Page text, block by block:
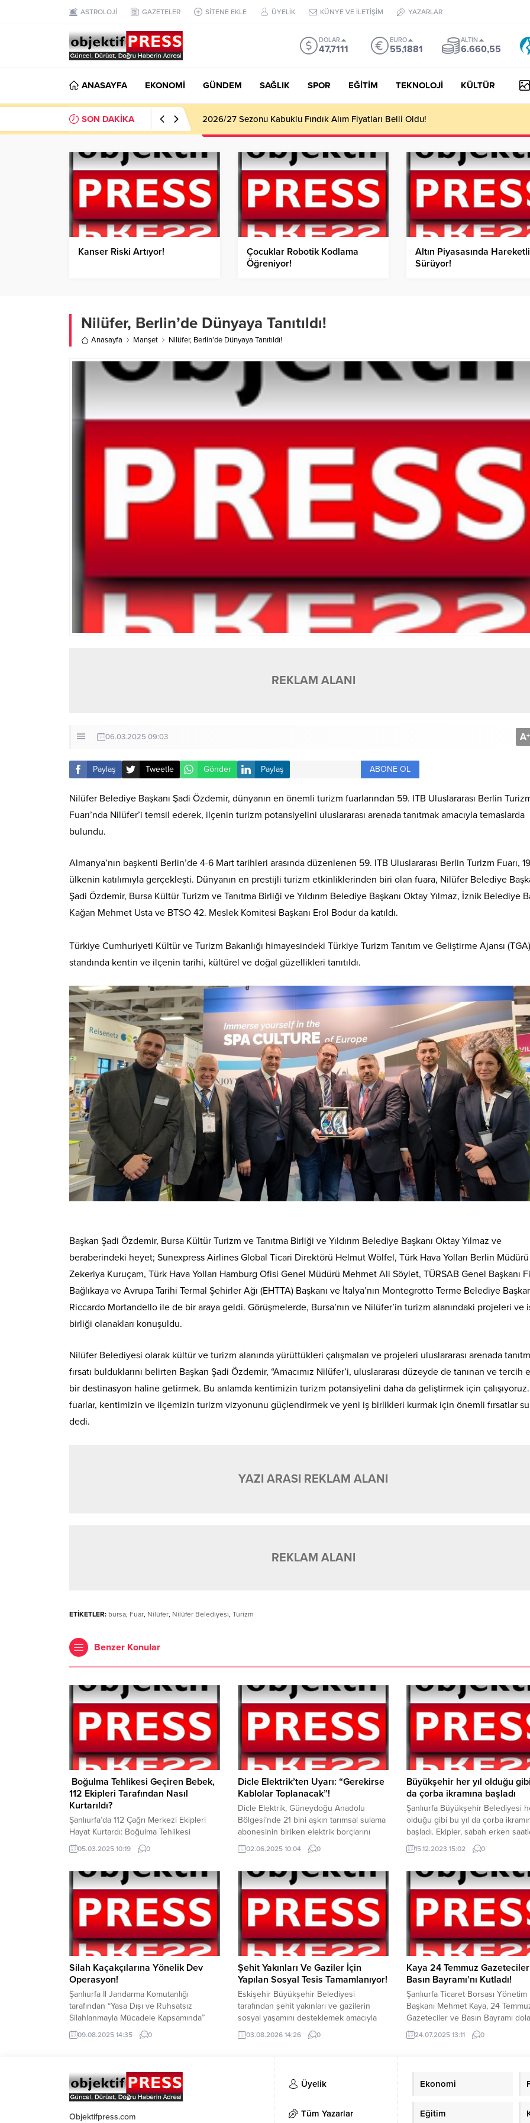
ASTROLOJİ GAZETELER SİTENE EKLE ÜYELİK KÜNYE VE İLETİŞİM YAZARLAR
DOLAR
47,7111
EURO
55,1881
ALTIN
6.660,55
ANASAYFA EKONOMİ GÜNDEM SAĞLIK SPOR EĞİTİM TEKNOLOJİ KÜLTÜR
SON DAKİKA Haliliye Belediyesi Her Gün 4 Bin 898 Kişiye Sıcak Yemek Ulaştırıyor!
Kanser Riski Artıyor!
Çocuklar Robotik Kodlama
Öğreniyor!
Altın Piyasasında
Sürüyor!
Nilüfer, Berlin’de Dünyaya Tanıtıldı!
Anasayfa Manşet Nilüfer, Berlin’de Dünyaya Tanıtıldı!
REKLAM ALANI
06.03.2025 09:03 A+
Paylaş Tweetle Gönder Paylaş ABONE OL
Nilüfer Belediye Başkanı Şadi Özdemir, dünyanın en önemli turizm fuarlarından 59. ITB Uluslararası Berlin
Fuarı’nda Nilüfer’i temsil ederek, ilçenin turizm potansiyelini uluslararası arenada tanıtmak amacıyla temaslarda
bulundu.
Almanya’nın başkenti Berlin’de 4-6 Mart tarihleri arasında düzenlenen 59. ITB Uluslararası Berlin Turizm Fuarı,
ülkenin katılımıyla gerçekleşti. Dünyanın en prestijli turizm etkinliklerinden biri olan fuara, Nilüfer Belediye
Şadi Özdemir, Bursa Kültür Turizm ve Tanıtma Birliği ve Yıldırım Belediye Başkanı Oktay Yılmaz, İznik Belediye
Kağan Mehmet Usta ve BTSO 42. Meslek Komitesi Başkanı Erol Bodur da katıldı.
Türkiye Cumhuriyeti Kültür ve Turizm Bakanlığı himayesindeki Türkiye Turizm Tanıtım ve Geliştirme Ajansı (TGA)
standında kentin ve ilçenin tarihi, kültürel ve doğal güzellikleri tanıtıldı.
Başkan Şadi Özdemir, Bursa Kültür Turizm ve Tanıtma Birliği ve Yıldırım Belediye Başkanı Oktay Yılmaz ve
beraberindeki heyet; Sunexpress Airlines Global Ticari Direktörü Helmut Wölfel, Türk Hava Yolları Berlin Müdürü
Zekeriya Kuruçam, Türk Hava Yolları Hamburg Ofisi Genel Müdürü Mehmet Ali Söylet, TÜRSAB Genel Başkanı
Bağlıkaya ve Avrupa Tarihi Termal Şehirler Ağı (EHTTA) Başkanı ve İtalya’nın Montegrotto Terme Belediye
Riccardo Mortandello ile de bir araya geldi. Görüşmelerde, Bursa’nın ve Nilüfer’in turizm alanındaki projeleri ve
birliği olanakları konuşuldu.
Nilüfer Belediyesi olarak kültür ve turizm alanında yürüttükleri çalışmaları ve projeleri uluslararası arenada
fırsatı bulduklarını belirten Başkan Şadi Özdemir, “Amacımız Nilüfer’i, uluslararası düzeyde de tanınan ve tercih
bir destinasyon haline getirmek. Bu anlamda kentimizin turizm potansiyelini daha da geliştirmek için
fuarlar, kentimizin ve ilçemizin turizm vizyonunu güçlendirmek ve yeni iş birlikleri kurmak için önemli fırsatlar
dedi.
YAZI ARASI REKLAM ALANI
REKLAM ALANI
ETİKETLER: bursa, Fuar, Nilüfer, Nilüfer Belediyesi, Turizm
Benzer Konular
Boğulma Tehlikesi Geçiren Bebek,
112 Ekipleri Tarafından Nasıl
Kurtarıldı?
Şanlıurfa’da 112 Çağrı Merkezi Ekipleri
Hayat Kurtardı: Boğulma Tehlikesi
Geçiren Bebeğe Anında Müdahale 112
Acil Çağrı Merkezi’nin hızlı ve
büyük kâbuslarından birini önledi. Anne
ve babasının büyük bir korku ve panik
yaşadığı bu olay, sağlık ekiplerinin
özverili çalışmasıyla mutlu sonla
sonuçlandı Şanlıurfa İl Sağlık
Müdürlüğü’ne...
05.03.2025 10:19 0
Dicle Elektrik’ten Uyarı: “Gerekirse
Kablolar Toplanacak”!
Dicle Elektrik, Güneydoğu Anadolu
Bölgesi’nde 21 bini aşkın tarımsal sulama
abonesinin biriken elektrik borçlarını
hatırlatarak, borçlarını ödememekte ısrar
eden çiftçilerin enerjisinin kesileceğini
yollarla enerji tüketimini sürdüren
abonelere karşı elektrik kesintilerine
gideceğini belirtti. Bu kapsamda, yalnızca
elektriğin kesilmekle kalmayacağı, aynı
zamanda enerji şebekesini oluşturan
kabloların da...
02.06.2025 10:04 0
Büyükşehir her yıl olduğu
da çorba ikramına başladı
Şanlıurfa Büyükşehir Belediyesi
olduğu gibi bu yıl da çorba
başladı. Ekipler, sabah erken
vatandaşların yoğun olduğu otobüs
duraklarında çorba ikramında
saatlerde işe gitmeye çalışan
vatandaşlara yönelik aşlatılan
ikramı bu yıl da başladı. Şanlıurfa
Büyükşehir Belediyesi BEL-TUR
tarafından hazırlanan çorba,...
15.12.2023 15:02 0
Silah Kaçakçılarına Yönelik Dev
Operasyon!
Şanlıurfa İl Jandarma Komutanlığı
tarafından “Yasa Dışı ve Ruhsatsız
Silahlanmayla Mücadele Kapsamında”
silah kaçakçılarına yönelik operasyon
düzenlendi. Şanlıurfa İli, Siverek
ruhsatsız uzun namlulu silah
bulundurduğu tespit edilen şüpheli
şahısların ev ve eklentilerinde arama
yapıldı. Yapılan operasyon sonucu; 1
09.08.2025 14:35 0
Şehit Yakınları Ve Gaziler İçin
Yapılan Sosyal Tesis Tamamlanıyor!
Eskişehir Büyükşehir Belediyesi
tarafından şehit yakınları ve gazilerin
sosyal yaşamını desteklemek amacıyla
Büyük Park’ta yapımı sürdürülen sosyal
tesiste sona yaklaşıldı. Eskişehir
Ünlüce, tesisin eylül ayında hizmete
açılacağını açıkladı. Şehit yakınları ve
gazilerin görüşleri doğrultusunda
tasarlanan tesiste, Eskişehir Büyükşehir
Belediyesi Şehit Aileleri ve Gaziler
03.08.2026 14:26 0
Kaya 24 Temmuz
Basın Bayramı’nı Kutladı!
Şanlıurfa Ticaret Borsası Yönetim
Başkanı Mehmet Kaya, 24
Gazeteciler ve Basın Bayramı
bir kutlama mesajı yayımladı.
Kaya, Türk basınında sansürün
olmak üzere, tüm gazetecilerin
24.07.2025 13:11 0
Objektifpress.com
Üyelik
Tüm Yazarlar
Ekonomi
Eğitim